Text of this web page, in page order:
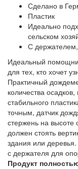
Сделано в
Пластик
Идеально
сельском
С
Идеальный
для тех, кто хочет
Практичный
количества
стабильного
точным, датчик
стержень на
должен стоять
здания или
с держателя для
Продукт